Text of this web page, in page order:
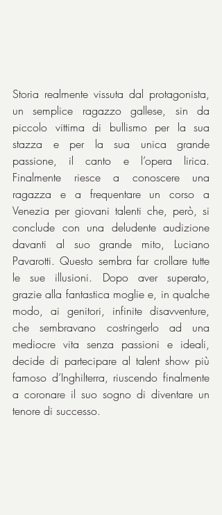
Storia realmente vissuta dal protagonista,
un semplice ragazzo gallese, sin da
piccolo vittima di bullismo per la sua
stazza e per la sua unica grande
passione, il canto e l’opera lirica.
Finalmente riesce a conoscere una
ragazza e a frequentare un corso a
Venezia per giovani talenti che, però, si
conclude con una deludente audizione
davanti al suo grande mito, Luciano
Pavarotti. Questo sembra far crollare tutte
le sue illusioni. Dopo aver superato,
grazie alla fantastica moglie e, in qualche
modo, ai genitori, infinite disavventure,
che sembravano costringerlo ad una
mediocre vita senza passioni e ideali,
decide di partecipare al talent show più
famoso d’Inghilterra, riuscendo finalmente
a coronare il suo sogno di diventare un
tenore di successo.